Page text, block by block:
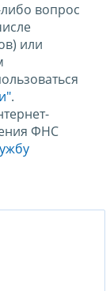
вопрос
или
.
ФНС